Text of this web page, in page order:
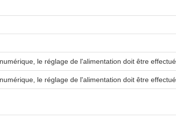
le réglage de l'alimentation doit être
le réglage de l'alimentation doit être